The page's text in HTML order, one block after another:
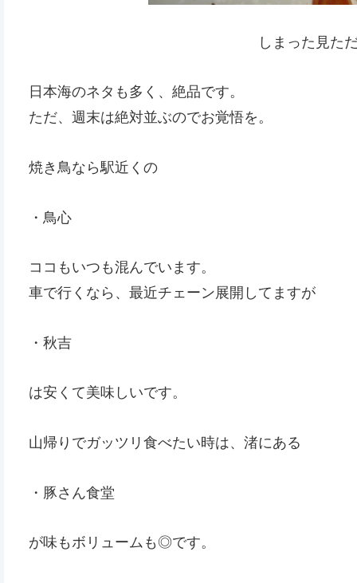
しまった見た
日本海のネタも多く、絶品です。
ただ、週末は絶対並ぶのでお覚悟を。
焼き鳥なら駅近くの
・鳥心
ココもいつも混んでいます。
車で行くなら、最近チェーン展開してますが
・秋吉
は安くて美味しいです。
山帰りでガッツリ食べたい時は、渚にある
・豚さん食堂
が味もボリュームも◎です。